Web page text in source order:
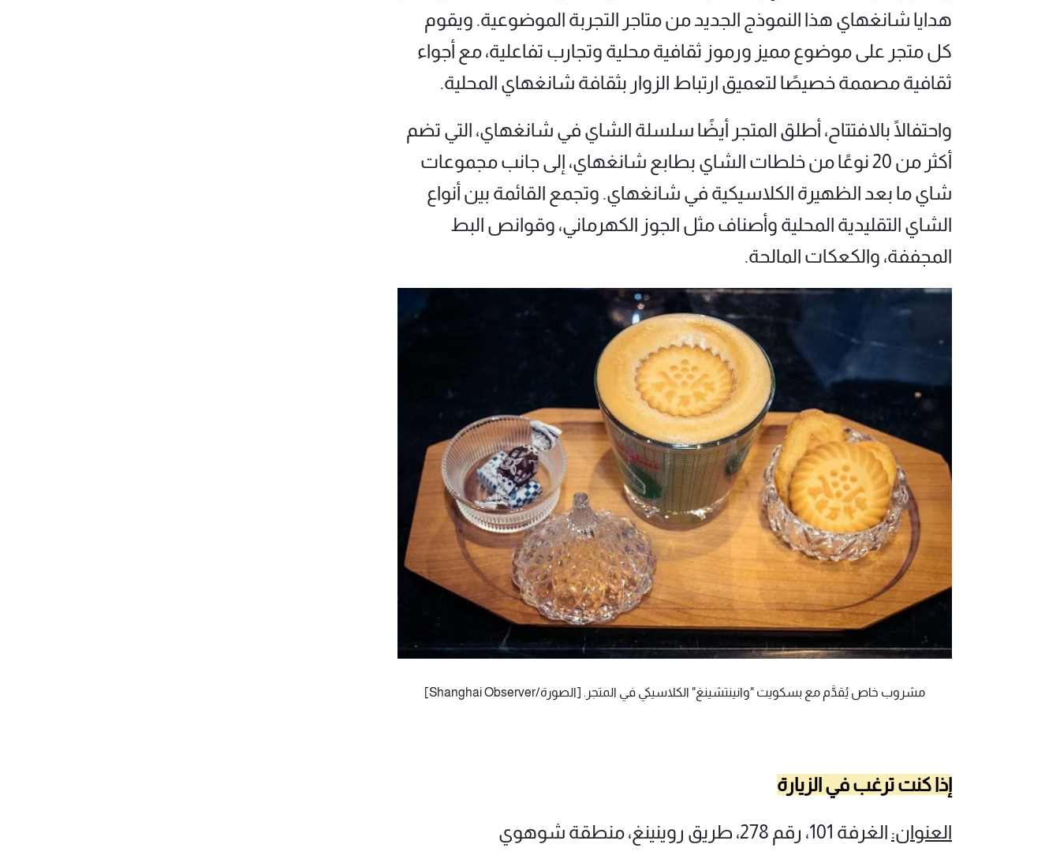
هدايا شانغهاي هذا النموذج الجديد من متاجر التجربة الموضوعية. ويقوم
كل متجر على موضوع مميز ورموز ثقافية محلية وتجارب تفاعلية، مع أجواء
ثقافية مصممة خصيصًا لتعميق ارتباط الزوار بثقافة شانغهاي المحلية.
واحتفالًا بالافتتاح، أطلق المتجر أيضًا سلسلة الشاي في شانغهاي، التي تضم
أكثر من 20 نوعًا من خلطات الشاي بطابع شانغهاي، إلى جانب مجموعات
شاي ما بعد الظهيرة الكلاسيكية في شانغهاي. وتجمع القائمة بين أنواع
الشاي التقليدية المحلية وأصناف مثل الجوز الكهرماني، وقوانص البط
المجففة، والكعكات المالحة.
مشروب خاص يُقدَّم مع بسكويت "وانينتشينغ" الكلاسيكي في المتجر. [الصورة/Shanghai Observer]
إذا كنت ترغب في الزيارة
العنوان: الغرفة 101، رقم 278، طريق روينينغ، منطقة شوهوي